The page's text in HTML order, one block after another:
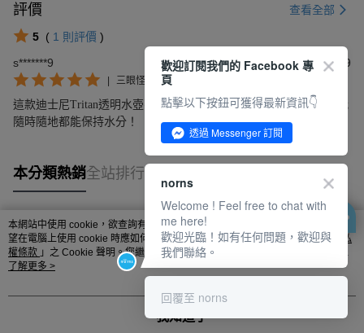
評價 查看全部
5 ( 1 則評價 )
s*******9
2025/09/29
| 三眼怪
這款迪士尼Tritan透明水壺不僅可愛，還環保無毒，攜帶方便，讓我
隨時隨地都能保持水分！
本分類熱銷全站排行
熱門標籤
本網站中使用 cookie，欲查詢有關本網站使用 cookie 方式之詳情，及若您不希
望在電腦上使用 cookie 時應如何變更電腦的 cookie 設定，請參閱本網站「
隱私
權條款 」之 Cookie 聲明。您繼續使用本網站即表示您同意本公司得按本網站使
用條款之 Cookie 聲明使用 cookie。
了解更多 >
我知道了
歡迎訂閱我們的 Facebook 專
頁
點擊以下按鈕可獲得最新資訊👇
透過 Messenger 訂閱
norns
Welcome ! Feel free to chat with
me here!
歡迎光臨！如有任何問題，歡迎與
我們聯絡。
回覆至 norns